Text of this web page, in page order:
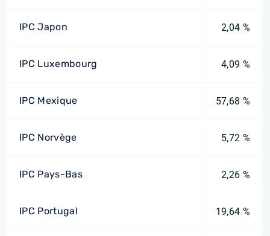
IPC Japon 2,04 %
IPC Luxembourg 4,09 %
IPC Mexique 57,68 %
IPC Norvège 5,72 %
IPC Pays-Bas 2,26 %
IPC Portugal 19,64 %